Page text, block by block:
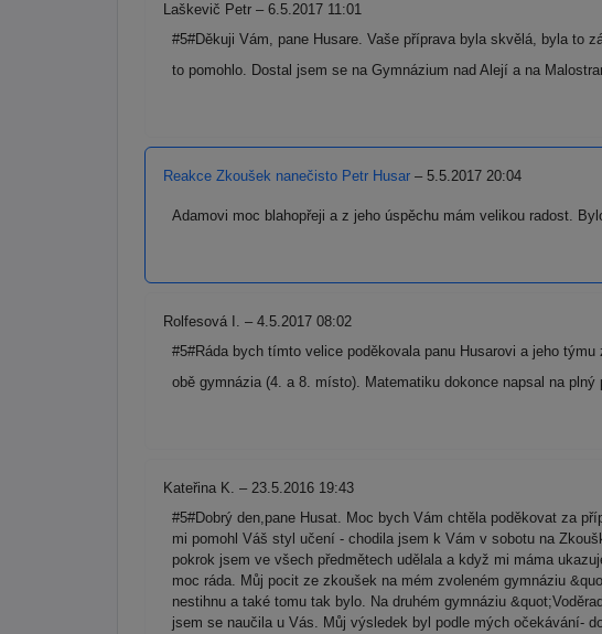
Laškevič Petr – 6.5.2017 11:01
#5#Děkuji Vám, pane Husare. Vaše příprava byla skvělá, byla to
to pomohlo. Dostal jsem se na Gymnázium nad Alejí a na
Reakce Zkoušek nanečisto Petr Husar – 5.5.2017 20:04
Adamovi moc blahopřeji a z jeho úspěchu mám velikou radost.
Rolfesová I. – 4.5.2017 08:02
#5#Ráda bych tímto velice poděkovala panu Husarovi a jeho
obě gymnázia (4. a 8. místo). Matematiku dokonce napsal na
Kateřina K. – 23.5.2016 19:43
#5#Dobrý den,pane Husat. Moc bych Vám chtěla poděkovat za
mi pomohl Váš styl učení - chodila jsem k Vám v sobotu na
pokrok jsem ve všech předmětech udělala a když mi máma
moc ráda. Můj pocit ze zkoušek na mém zvoleném gymnáziu
nestihnu a také tomu tak bylo. Na druhém gymnáziu
jsem se naučila u Vás. Můj výsledek byl podle mých očekávání-